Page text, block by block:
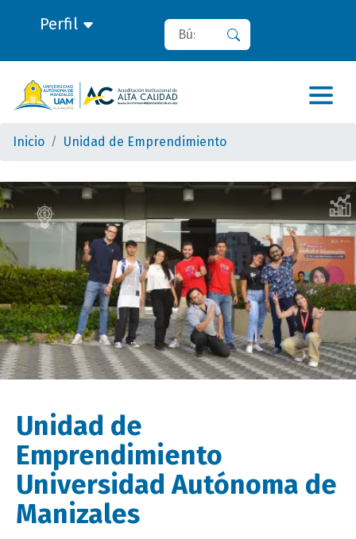
Perfil Buscar
Inicio Unidad de Emprendimiento
Unidad de
Emprendimiento
Universidad Autónoma de
Manizales